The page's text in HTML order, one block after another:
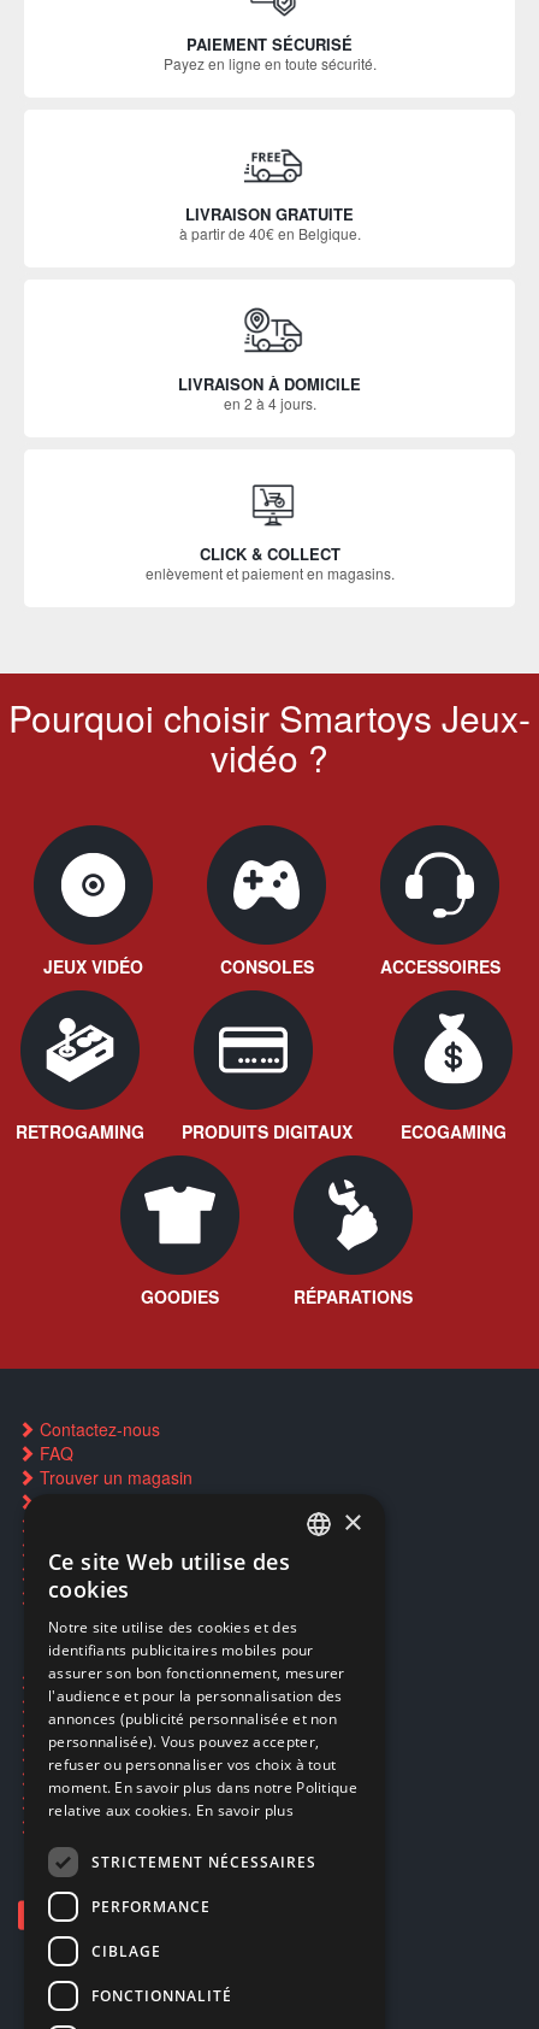
PAIEMENT SÉCURISÉ
Payez en ligne en toute sécurité.
LIVRAISON GRATUITE
à partir de 40€ en Belgique.
LIVRAISON À DOMICILE
en 2 à 4 jours.
CLICK & COLLECT
enlèvement et paiement en magasins.
Pourquoi choisir Smartoys Jeux-
vidéo ?
JEUX VIDÉO CONSOLES ACCESSOIRES
RETROGAMING PRODUITS DIGITAUX ECOGAMING
GOODIES RÉPARATIONS
Contactez-nous
FAQ
Trouver un magasin
Restauration CD griffés
Réparations & SAV
Smartpoints
Ecogaming
Expédition & retours
Confidentialité
Conditions générales
EA Sport UFC 6
Call of Duty: Modern Warfare 4
Rachat et revente de jeux en cash
ENGLISH
×
Ce site Web utilise des
cookies
Notre site utilise des cookies et des
identifiants publicitaires mobiles pour
assurer son bon fonctionnement, mesurer
l'audience et pour la personnalisation des
annonces (publicité personnalisée et non
personnalisée). Vous pouvez accepter,
refuser ou personnaliser vos choix à tout
moment. En savoir plus dans notre Politique
relative aux cookies. En savoir plus
STRICTEMENT NÉCESSAIRES
PERFORMANCE
CIBLAGE
FONCTIONNALITÉ